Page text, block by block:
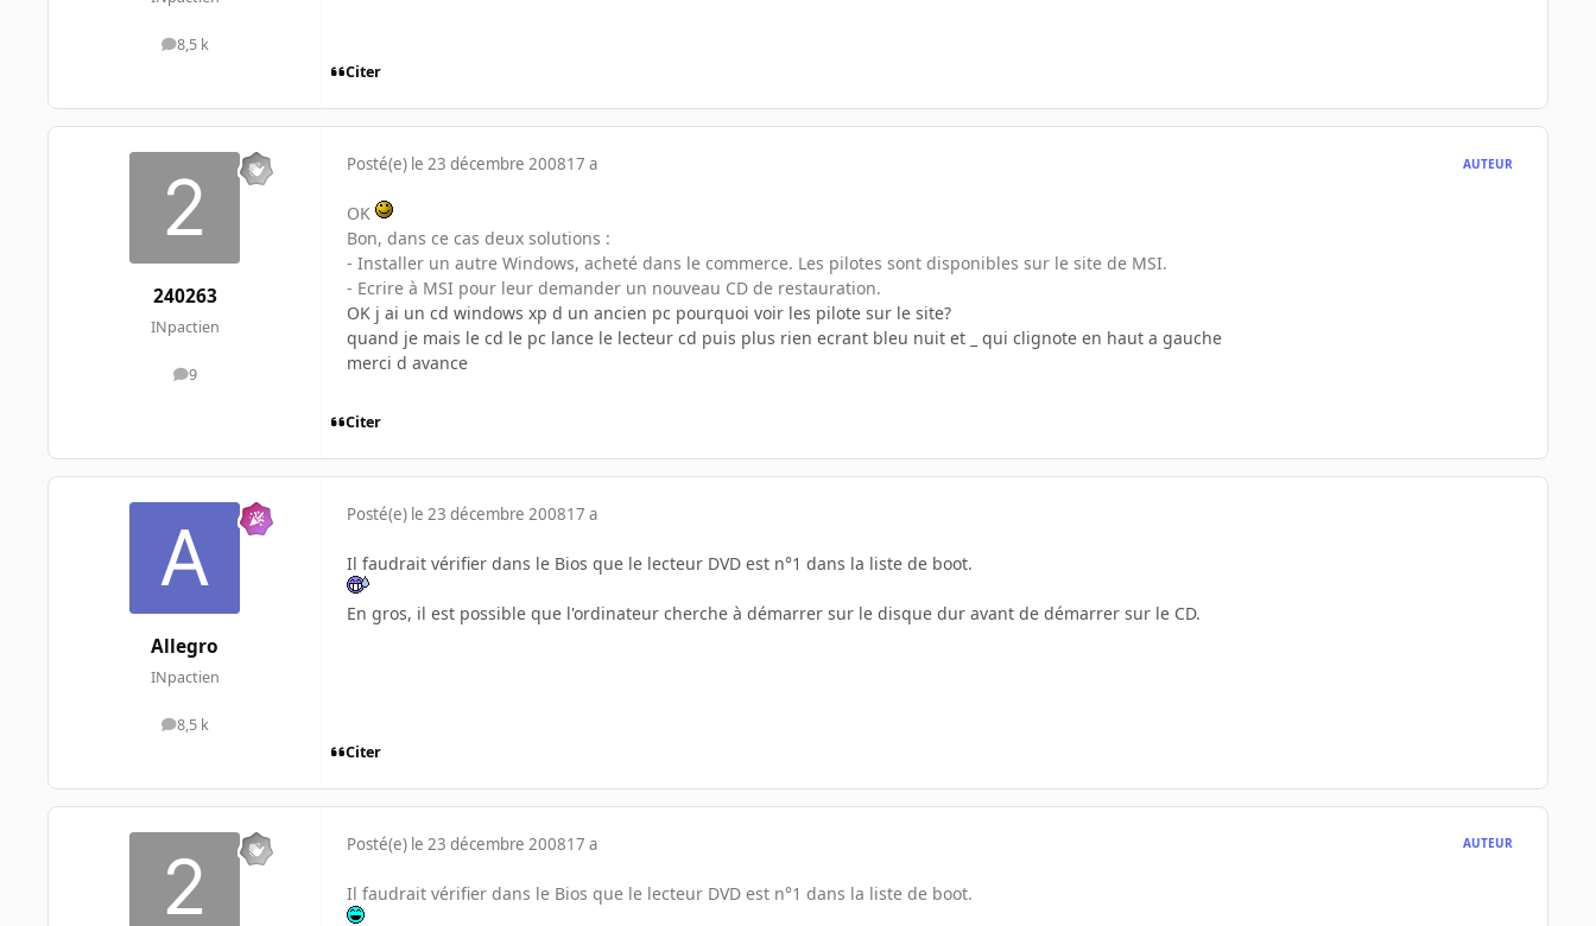
8,5 k
messages
Citer
240263
INpactien
9
messages
Posté(e) le 23 décembre 200817 a AUTEUR
OK
Bon, dans ce cas deux solutions :
- Installer un autre Windows, acheté dans le commerce. Les pilotes sont disponibles sur le site de MSI.
- Ecrire à MSI pour leur demander un nouveau CD de restauration.
OK j ai un cd windows xp d un ancien pc pourquoi voir les pilote sur le site?
quand je mais le cd le pc lance le lecteur cd puis plus rien ecrant bleu nuit et _ qui clignote en haut a gauche
merci d avance
Citer
Allegro
INpactien
8,5 k
messages
Posté(e) le 23 décembre 200817 a
Il faudrait vérifier dans le Bios que le lecteur DVD est n°1 dans la liste de boot.
En gros, il est possible que l'ordinateur cherche à démarrer sur le disque dur avant de démarrer sur le CD.
Citer
Posté(e) le 23 décembre 200817 a AUTEUR
Il faudrait vérifier dans le Bios que le lecteur DVD est n°1 dans la liste de boot.